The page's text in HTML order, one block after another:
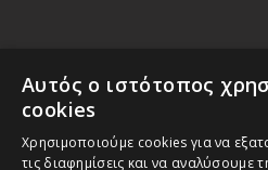
Βόρεια Προάστια
Νέο Ηράκλειο - Μαρούσι
Ζαλοκώστα 18 & Εμμανουήλ
Αυτός ο ιστότοπος
cookies
Χρησιμοποιούμε cookies για να
τις διαφημίσεις και να αναλύσουμε